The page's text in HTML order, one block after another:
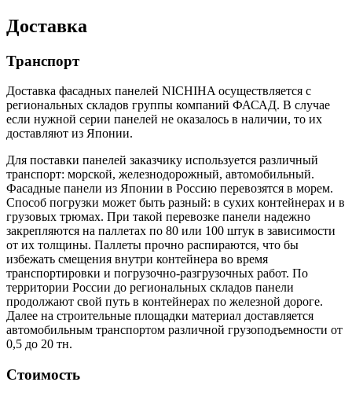
Доставка
Транспорт
Доставка фасадных панелей NICHIHA осуществляется с
региональных складов группы компаний ФАСАД. В случае
если нужной серии панелей не оказалось в наличии, то их
доставляют из Японии.
Для поставки панелей заказчику используется различный
транспорт: морской, железнодорожный, автомобильный.
Фасадные панели из Японии в Россию перевозятся в морем.
Способ погрузки может быть разный: в сухих контейнерах и в
грузовых трюмах. При такой перевозке панели надежно
закрепляются на паллетах по 80 или 100 штук в зависимости
от их толщины. Паллеты прочно распираются, что бы
избежать смещения внутри контейнера во время
транспортировки и погрузочно-разгрузочных работ. По
территории России до региональных складов панели
продолжают свой путь в контейнерах по железной дороге.
Далее на строительные площадки материал доставляется
автомобильным транспортом различной грузоподъемности от
0,5 до 20 тн.
Стоимость